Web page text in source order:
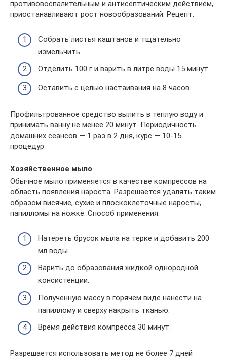
противовоспалительным и антисептическим действием,
приостанавливают рост новообразований. Рецепт:
Собрать листья каштанов и тщательно
измельчить.
Отделить 100 г и варить в литре воды 15 минут.
Оставить с целью настаивания на 8 часов.
Профильтрованное средство вылить в теплую воду и
принимать ванну не менее 20 минут. Периодичность
домашних сеансов — 1 раз в 2 дня, курс — 10-15
процедур.
Хозяйственное мыло
Обычное мыло применяется в качестве компрессов на
область появления нароста. Разрешается удалять таким
образом висячие, сухие и плоскоклеточные наросты,
папилломы на ножке. Способ применения:
Натереть брусок мыла на терке и добавить 200
мл воды.
Варить до образования жидкой однородной
консистенции.
Полученную массу в горячем виде нанести на
папиллому и сверху накрыть тканью.
Время действия компресса 30 минут.
Разрешается использовать метод не более 7 дней